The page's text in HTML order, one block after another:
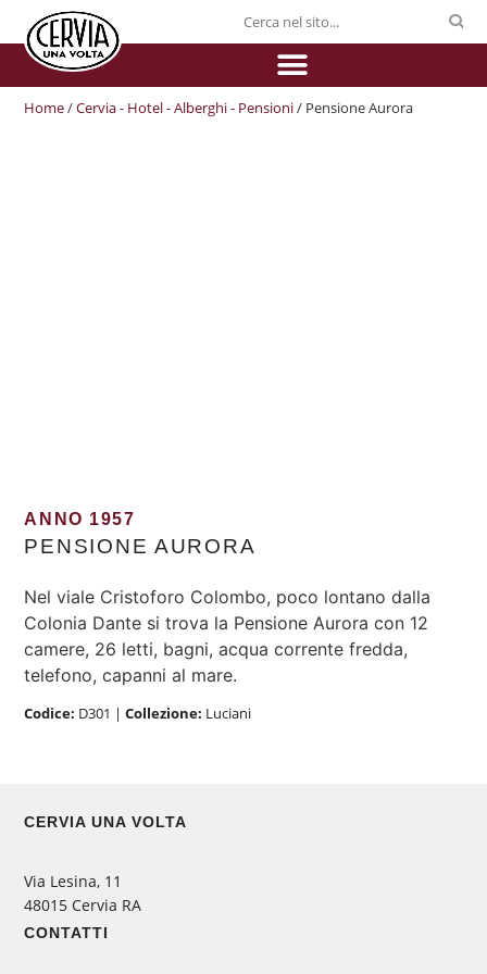
Home/Cervia - Hotel - Alberghi - Pensioni/ Pensione Aurora
ANNO 1957
PENSIONE AURORA
Nel viale Cristoforo Colombo, poco lontano dalla
Colonia Dante si trova la Pensione Aurora con 12
camere, 26 letti, bagni, acqua corrente fredda,
telefono, capanni al mare.
Codice: D301 |Collezione: Luciani
CERVIA UNA VOLTA
Via Lesina, 11
48015 Cervia RA
CONTATTI